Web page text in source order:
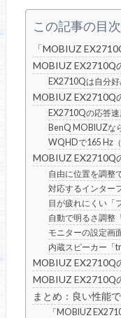
この記事の目次
「MOBIUZ
MOBIUZ EX2710Q
EX2710Qは自分
MOBIUZ EX2710Q
EX2710Qの応答
BenQ MOBIUZな
WQHDで165 Hz
MOBIUZ EX2710Q
自由に位置を調整
対応するインター
目が疲れにくい「
自動で明るさ調整
モニターの設定画
内蔵スピーカー「
MOBIUZ EX2710Q
MOBIUZ EX2710Q
まとめ：良い性能
「MOBIUZ